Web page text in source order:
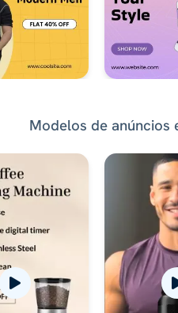
Modelos de anúncios